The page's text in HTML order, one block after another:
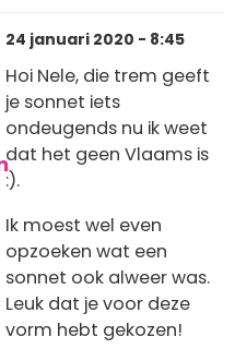
24 januari 2020 - 8:45
Hoi Nele, die trem geeft
je sonnet iets
ondeugends nu ik weet
dat het geen Vlaams is
:).
Ik moest wel even
opzoeken wat een
sonnet ook alweer was.
Leuk dat je voor deze
vorm hebt gekozen!